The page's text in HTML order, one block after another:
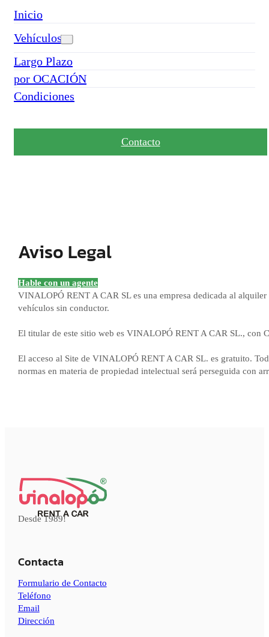
Inicio
Vehículos
Largo Plazo
por OCACIÓN
Condiciones
Contacto
Aviso Legal
Hable con un agente
VINALOPÓ RENT A CAR SL es una empresa dedicada al alquiler
vehículos sin conductor.
El titular de este sitio web es VINALOPÓ RENT A CAR SL., con
El acceso al Site de VINALOPÓ RENT A CAR SL. es gratuito.
normas en materia de propiedad intelectual será perseguida con
Desde 1989!
Contacta
Formulario de Contacto
Teléfono
Email
Dirección